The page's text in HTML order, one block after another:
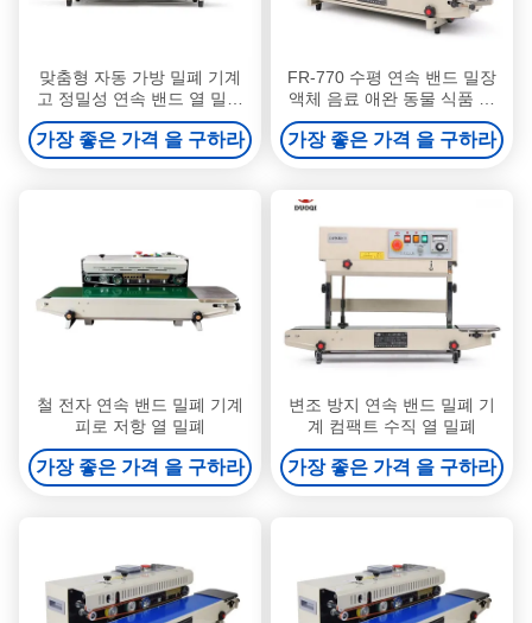
맞춤형 자동 가방 밀폐 기계
고 정밀성 연속 밴드 열 밀폐
기
가장 좋은 가격 을 구하라
FR-770 수평 연속 밴드 밀장
액체 음료 애완 동물 식품 연
속 가방 밀장 기계
가장 좋은 가격 을 구하라
철 전자 연속 밴드 밀폐 기계
피로 저항 열 밀폐
가장 좋은 가격 을 구하라
변조 방지 연속 밴드 밀폐 기
계 컴팩트 수직 열 밀폐
가장 좋은 가격 을 구하라